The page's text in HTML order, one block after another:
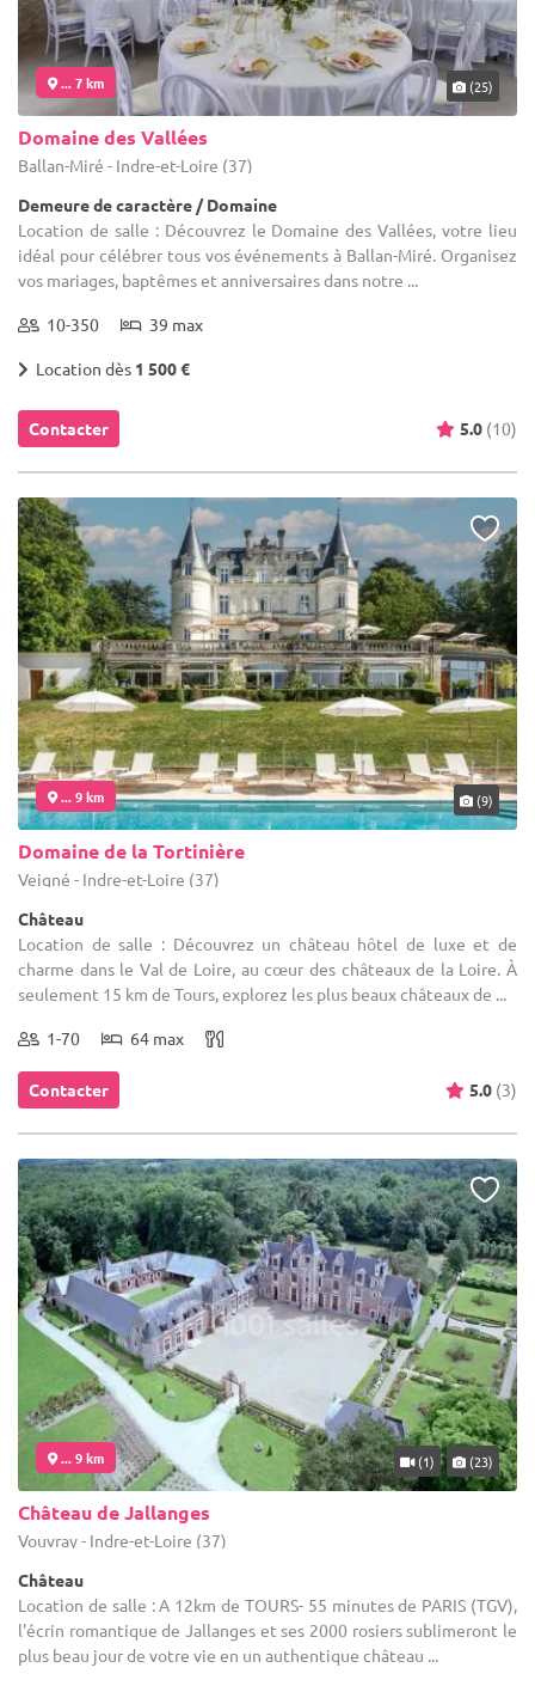
... 7 km (25)
Domaine des Vallées
Ballan-Miré - Indre-et-Loire (37)
Demeure de caractère / Domaine
Location de salle : Découvrez le Domaine des Vallées, votre lieu
idéal pour célébrer tous vos événements à Ballan-Miré. Organisez
vos mariages, baptêmes et anniversaires dans notre ...
10-350 39 max
Location dès 1 500 €
Contacter 5.0 (10)
... 9 km (9)
Domaine de la Tortinière
Veigné - Indre-et-Loire (37)
Château
Location de salle : Découvrez un château hôtel de luxe et de
charme dans le Val de Loire, au cœur des châteaux de la Loire. À
seulement 15 km de Tours, explorez les plus beaux châteaux de ...
1-70 64 max
Contacter 5.0 (3)
... 9 km (1) (23)
Château de Jallanges
Vouvray - Indre-et-Loire (37)
Château
Location de salle : A 12km de TOURS- 55 minutes de PARIS (TGV),
l'écrin romantique de Jallanges et ses 2000 rosiers sublimeront le
plus beau jour de votre vie en un authentique château ...